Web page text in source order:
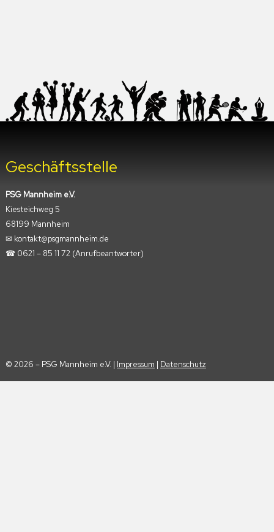
Geschäftsstelle
PSG Mannheim e.V.
Kiesteichweg 5
68199 Mannheim
✉︎ kontakt@psgmannheim.de
☎︎ 0621 – 85 11 72(Anrufbeantworter)
© 2026 – PSG Mannheim e.V. | Impressum | Datenschutz